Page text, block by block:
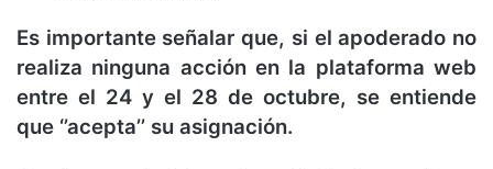
Es importante señalar que, si el apoderado no
realiza ninguna acción en la plataforma web
entre el 24 y el 28 de octubre, se entiende
que ‘’acepta’’ su asignación.